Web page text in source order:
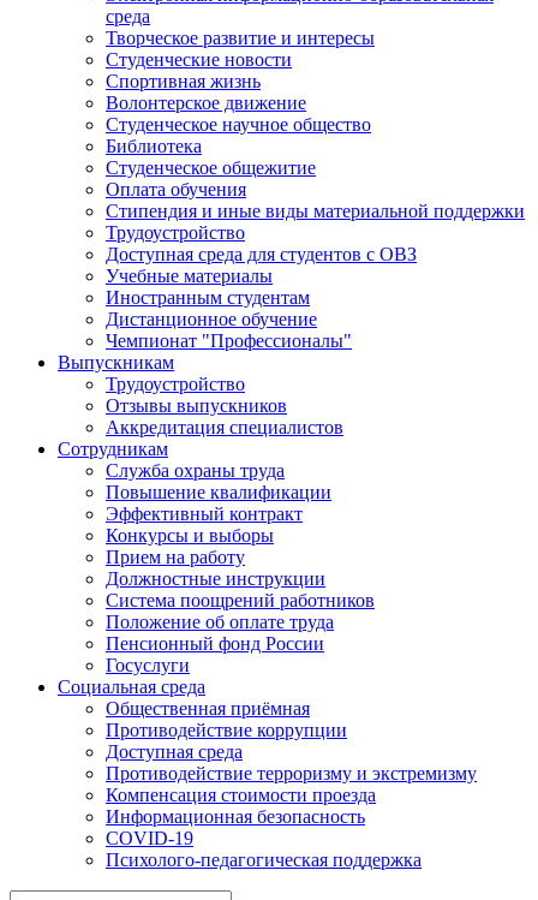
среда
Творческое развитие и интересы
Студенческие новости
Спортивная жизнь
Волонтерское движение
Студенческое научное общество
Библиотека
Студенческое общежитие
Оплата обучения
Стипендия и иные виды материальной поддержки
Трудоустройство
Доступная среда для студентов с ОВЗ
Учебные материалы
Иностранным студентам
Дистанционное обучение
Чемпионат "Профессионалы"
Выпускникам
Трудоустройство
Отзывы выпускников
Аккредитация специалистов
Сотрудникам
Служба охраны труда
Повышение квалификации
Эффективный контракт
Конкурсы и выборы
Прием на работу
Должностные инструкции
Система поощрений работников
Положение об оплате труда
Пенсионный фонд России
Госуслуги
Социальная среда
Общественная приёмная
Противодействие коррупции
Доступная среда
Противодействие терроризму и экстремизму
Компенсация стоимости проезда
Информационная безопасность
COVID-19
Психолого-педагогическая поддержка